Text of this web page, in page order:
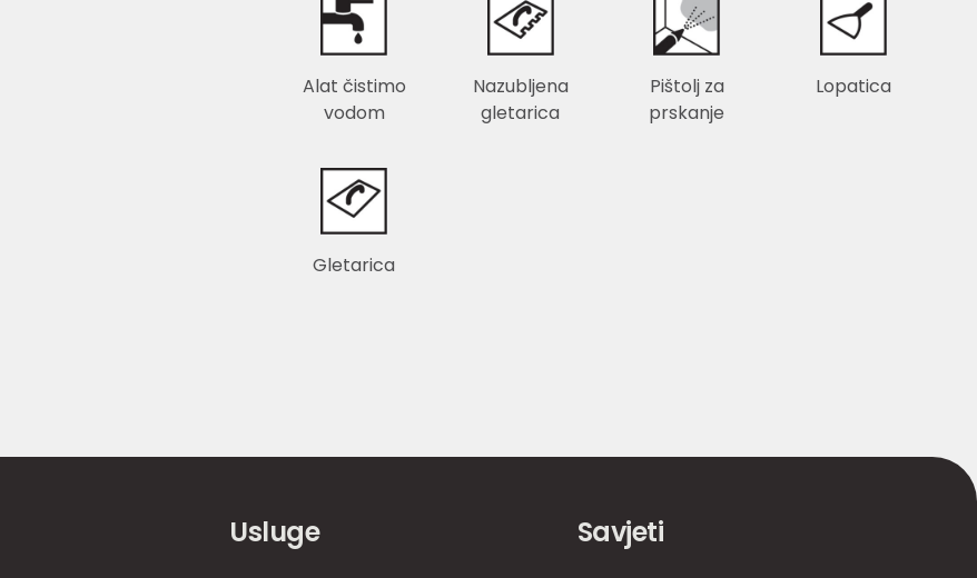
Alat čistimo
vodom
Nazubljena
gletarica
Pištolj za
prskanje
Lopatica
Gletarica
Usluge Savjeti